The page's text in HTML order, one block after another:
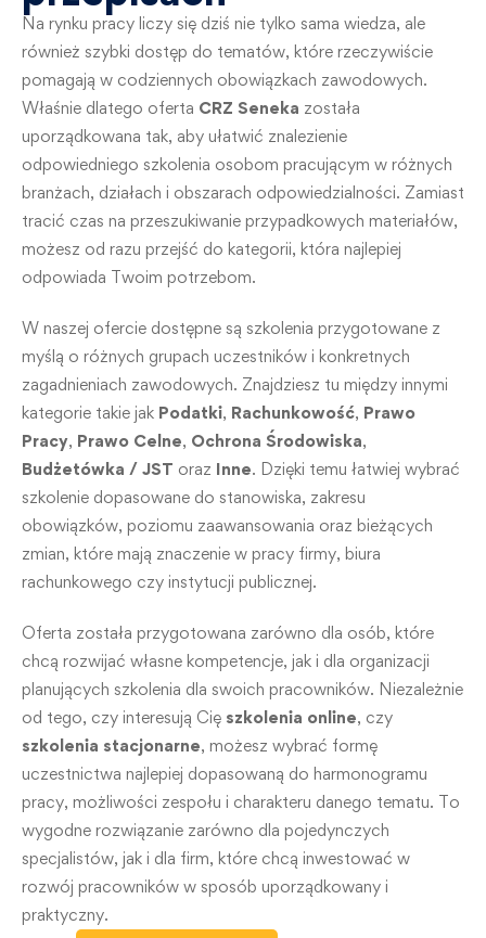
Na rynku pracy liczy się dziś nie tylko sama wiedza, ale
również szybki dostęp do tematów, które rzeczywiście
pomagają w codziennych obowiązkach zawodowych.
Właśnie dlatego oferta CRZ Seneka została
uporządkowana tak, aby ułatwić znalezienie
odpowiedniego szkolenia osobom pracującym w różnych
branżach, działach i obszarach odpowiedzialności. Zamiast
tracić czas na przeszukiwanie przypadkowych materiałów,
możesz od razu przejść do kategorii, która najlepiej
odpowiada Twoim potrzebom.
W naszej ofercie dostępne są szkolenia przygotowane z
myślą o różnych grupach uczestników i konkretnych
zagadnieniach zawodowych. Znajdziesz tu między innymi
kategorie takie jak Podatki, Rachunkowość, Prawo
Pracy, Prawo Celne, Ochrona Środowiska,
Budżetówka / JST oraz Inne. Dzięki temu łatwiej wybrać
szkolenie dopasowane do stanowiska, zakresu
obowiązków, poziomu zaawansowania oraz bieżących
zmian, które mają znaczenie w pracy firmy, biura
rachunkowego czy instytucji publicznej.
Oferta została przygotowana zarówno dla osób, które
chcą rozwijać własne kompetencje, jak i dla organizacji
planujących szkolenia dla swoich pracowników. Niezależnie
od tego, czy interesują Cię szkolenia online, czy
szkolenia stacjonarne, możesz wybrać formę
uczestnictwa najlepiej dopasowaną do harmonogramu
pracy, możliwości zespołu i charakteru danego tematu. To
wygodne rozwiązanie zarówno dla pojedynczych
specjalistów, jak i dla firm, które chcą inwestować w
rozwój pracowników w sposób uporządkowany i
praktyczny.